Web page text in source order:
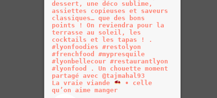
La vraie viande
• celle
qu’on aime manger